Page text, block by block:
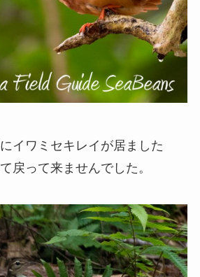
イワミセキレイが居ました
戻って来ませんでした。